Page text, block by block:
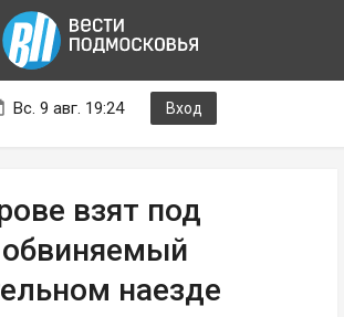
Вс. 9 авг. 19:24 Вход
взят под
наезде